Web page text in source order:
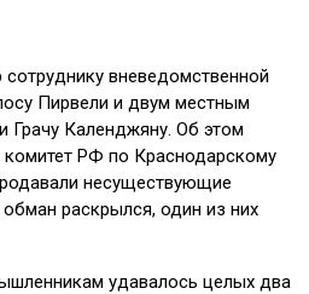
вневедомственной
Пирвели и двум местным
Грачу Календжяну. Об этом
РФ по Краснодарскому
несуществующие
раскрылся, один из них
удавалось целых два